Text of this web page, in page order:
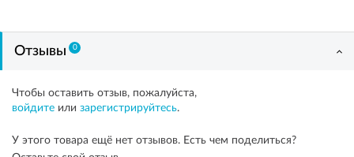
Отзывы 0
Чтобы оставить отзыв, пожалуйста,
войдите или зарегистрируйтесь.
У этого товара ещё нет отзывов. Есть чем поделиться?